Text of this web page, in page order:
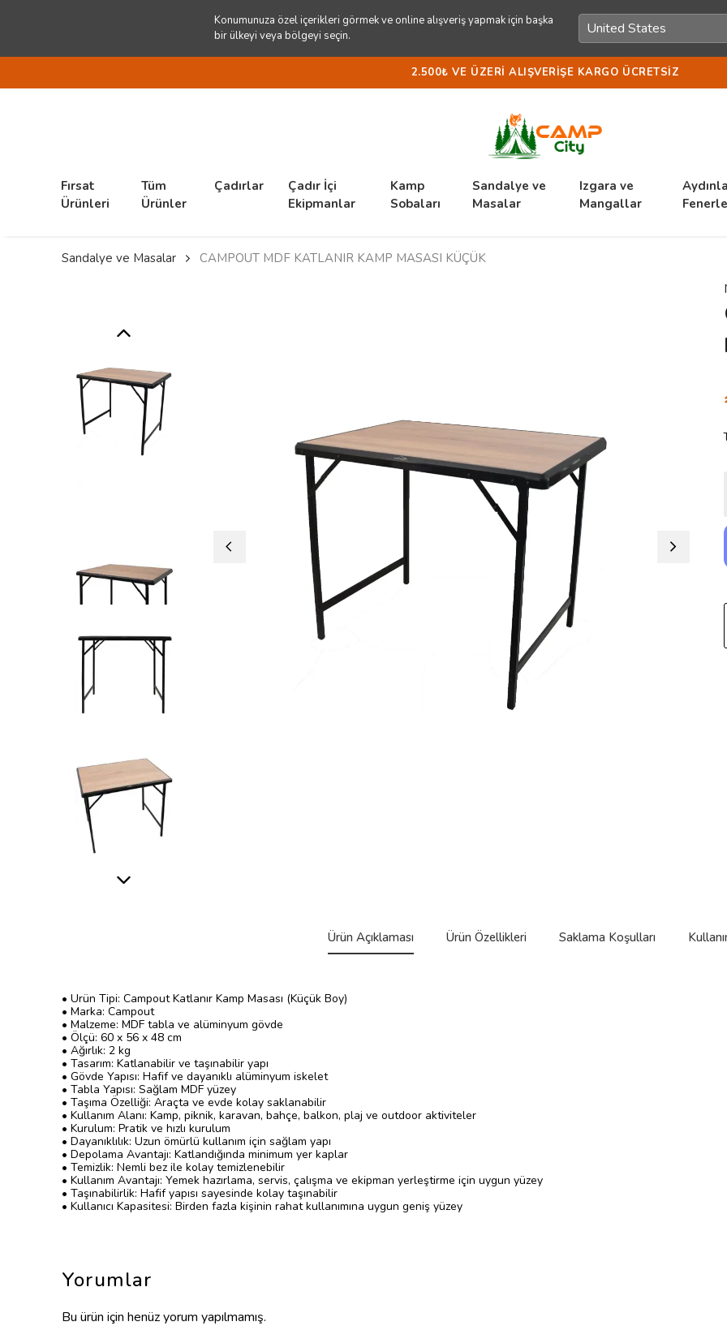
Konumunuza özel içerikleri görmek ve online alışveriş yapmak için başka
bir ülkeyi veya bölgeyi seçin.
2.500₺ VE ÜZERI ALIŞVERIŞE KARGO ÜCRETSIZ
Fırsat
Ürünleri
Tüm
Ürünler
Çadırlar
Çadır İçi
Ekipmanlar
Kamp
Sobaları
Sandalye ve
Masalar
Izgara ve
Mangallar
Sandalye ve Masalar
CAMPOUT MDF KATLANIR KAMP MASASI KÜÇÜK
Ürün Açıklaması Ürün Özellikleri Saklama Koşulları
• Ürün Tipi: Campout Katlanır Kamp Masası (Küçük Boy)
• Marka: Campout
• Malzeme: MDF tabla ve alüminyum gövde
• Ölçü: 60 x 56 x 48 cm
• Ağırlık: 2 kg
• Tasarım: Katlanabilir ve taşınabilir yapı
• Gövde Yapısı: Hafif ve dayanıklı alüminyum iskelet
• Tabla Yapısı: Sağlam MDF yüzey
• Taşıma Özelliği: Araçta ve evde kolay saklanabilir
• Kullanım Alanı: Kamp, piknik, karavan, bahçe, balkon, plaj ve outdoor aktiviteler
• Kurulum: Pratik ve hızlı kurulum
• Dayanıklılık: Uzun ömürlü kullanım için sağlam yapı
• Depolama Avantajı: Katlandığında minimum yer kaplar
• Temizlik: Nemli bez ile kolay temizlenebilir
• Kullanım Avantajı: Yemek hazırlama, servis, çalışma ve ekipman yerleştirme için uygun yüzey
• Taşınabilirlik: Hafif yapısı sayesinde kolay taşınabilir
• Kullanıcı Kapasitesi: Birden fazla kişinin rahat kullanımına uygun geniş yüzey
Yorumlar
Bu ürün için henüz yorum yapılmamış.